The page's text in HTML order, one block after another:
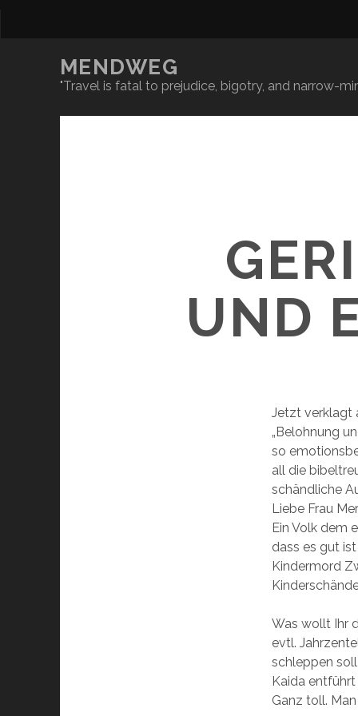
MENDWEG
"Travel is fatal to prejudice, bigotry, and narrow-
UND
Jetzt verklagt
„Belohnung
so
all die
schändliche
Liebe Frau
Ein Volk dem
dass es gut
Kindermord
Was wollt Ihr
evtl.
schleppen
Kaida entführt
Ganz toll.